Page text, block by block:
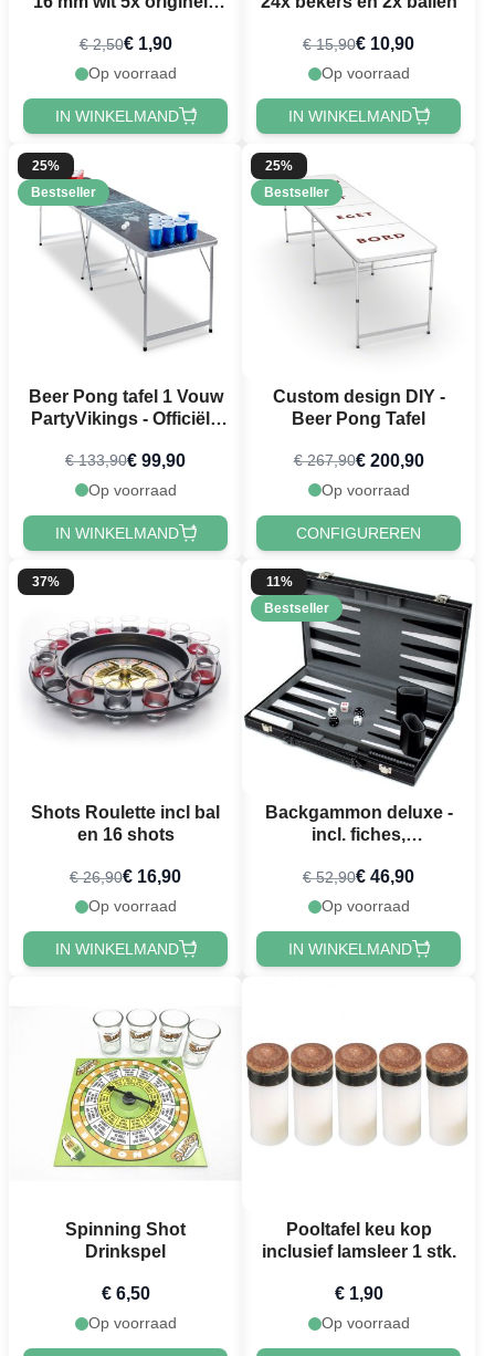
€ 2,50€ 1,90
Op voorraad
IN WINKELMAND
€ 15,90€ 10,90
Op voorraad
IN WINKELMAND
25%
Bestseller
Beer Pong tafel 1 Vouw
PartyVikings - Officiële
€ 133,90€ 99,90
Op voorraad
IN WINKELMAND
25%
Bestseller
Custom design DIY -
Beer Pong Tafel
€ 267,90€ 200,90
Op voorraad
CONFIGUREREN
37%
Shots Roulette incl bal
en 16 shots
€ 26,90€ 16,90
Op voorraad
IN WINKELMAND
11%
Bestseller
Backgammon deluxe -
incl. fiches,
dobbelbekers
€ 52,90€ 46,90
Op voorraad
IN WINKELMAND
Spinning Shot
Drinkspel
€ 6,50
Op voorraad
Pooltafel keu kop
inclusief lamsleer 1 stk.
€ 1,90
Op voorraad